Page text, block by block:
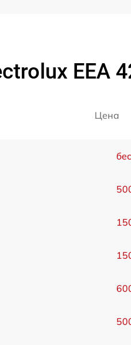
EEA
Цена